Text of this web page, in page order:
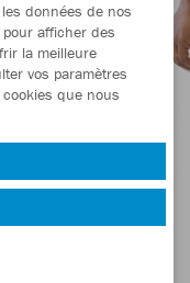
données de nos
afficher des
la meilleure
vos paramètres
que nous